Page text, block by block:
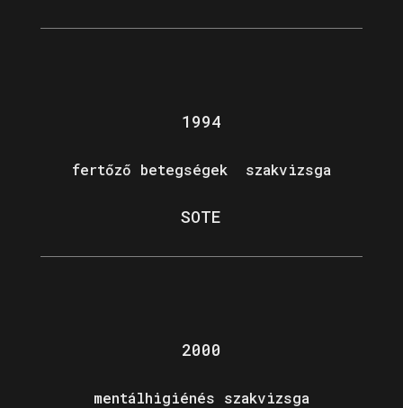
1994
fertőző betegségek szakvizsga
SOTE
2000
mentálhigiénés szakvizsga